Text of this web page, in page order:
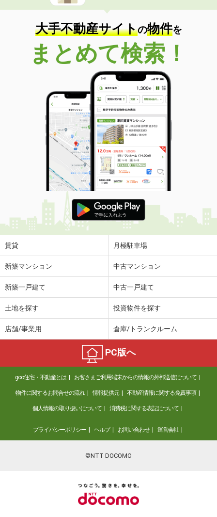
大手不動産サイトの物件を
まとめて検索！
賃貸 月極駐車場
新築マンション 中古マンション
新築一戸建て 中古一戸建て
土地を探す 投資物件を探す
店舗/事業用 倉庫/トランクルーム
PC版へ
goo住宅・不動産とは お客さまご利用端末からの情報の外部送信について
物件に関するお問合せの流れ 情報提供元 不動産情報に関する免責事項
個人情報の取り扱いについて 消費税に関する表記について
プライバシーポリシー ヘルプ お問い合わせ 運営会社
©NTT DOCOMO